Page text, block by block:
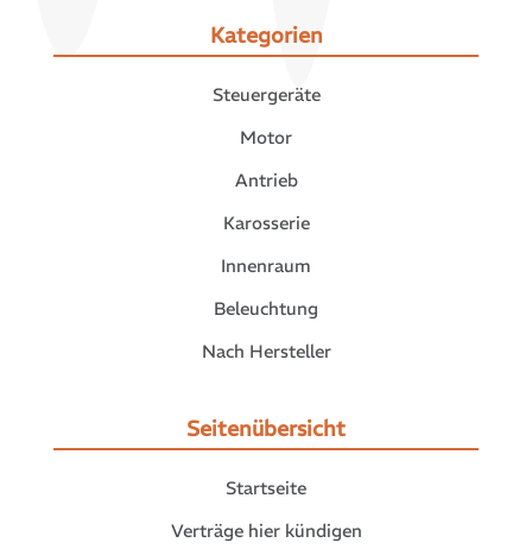
Kategorien
Steuergeräte
Motor
Antrieb
Karosserie
Innenraum
Beleuchtung
Nach Hersteller
Seitenübersicht
Startseite
Verträge hier kündigen